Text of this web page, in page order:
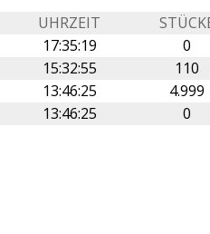
UHRZEIT
17:35:19
0
15:32:55
110
13:46:25
4.999
13:46:25 0